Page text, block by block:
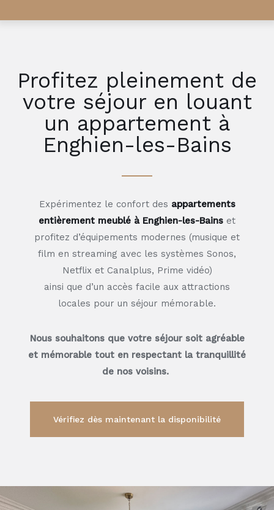
Profitez pleinement de
votre séjour en louant
un appartement à
Enghien-les-Bains
Expérimentez le confort des appartements
entièrement meublé à Enghien-les-Bains et
profitez d’équipements modernes (musique et
film en streaming avec les systèmes Sonos,
Netflix et Canalplus, Prime vidéo)
ainsi que d’un accès facile aux attractions
locales pour un séjour mémorable.
Nous souhaitons que votre séjour soit agréable
et mémorable tout en respectant la tranquillité
de nos voisins.
Vérifiez dès maintenant la disponibilité